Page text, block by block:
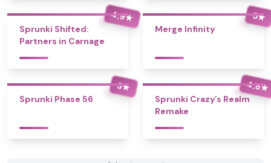
4.9★
Sprunki Shifted:
Partners in Carnage
5★
Merge Infinity
3★
Sprunki Phase 56
4.8★
Sprunki Crazy’s Realm
Remake